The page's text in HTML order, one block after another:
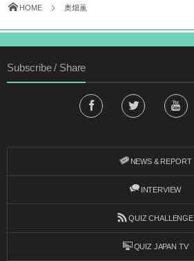
HOME 奥畑薫
Subscribe / Share
NEWS & REPORT
INTERVIEW
QUIZ CHALLENGE
QUIZ JAPAN TV